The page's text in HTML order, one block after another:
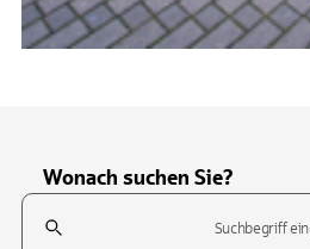
Wonach suchen Sie?
Suchfeld